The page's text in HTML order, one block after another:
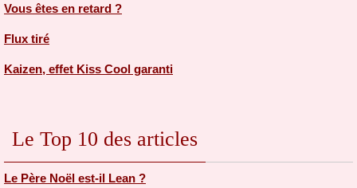
Vous êtes en retard ?
Flux tiré
Kaizen, effet Kiss Cool garanti
Le Top 10 des articles
Le Père Noël est-il Lean ?